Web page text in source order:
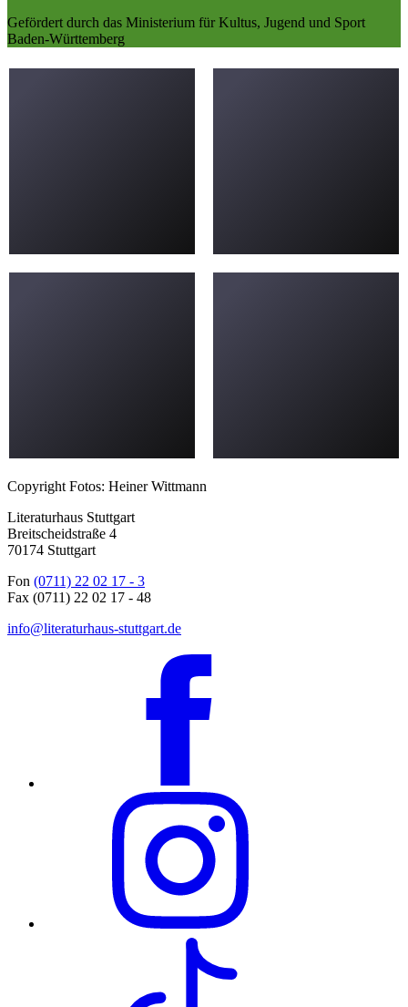
Gefördert durch das Ministerium für Kultus, Jugend und Sport
Baden-Württemberg
Copyright Fotos: Heiner Wittmann
Literaturhaus Stuttgart
Breitscheidstraße 4
70174 Stuttgart
Fon (0711) 22 02 17 - 3
Fax (0711) 22 02 17 - 48
info@literaturhaus-stuttgart.de